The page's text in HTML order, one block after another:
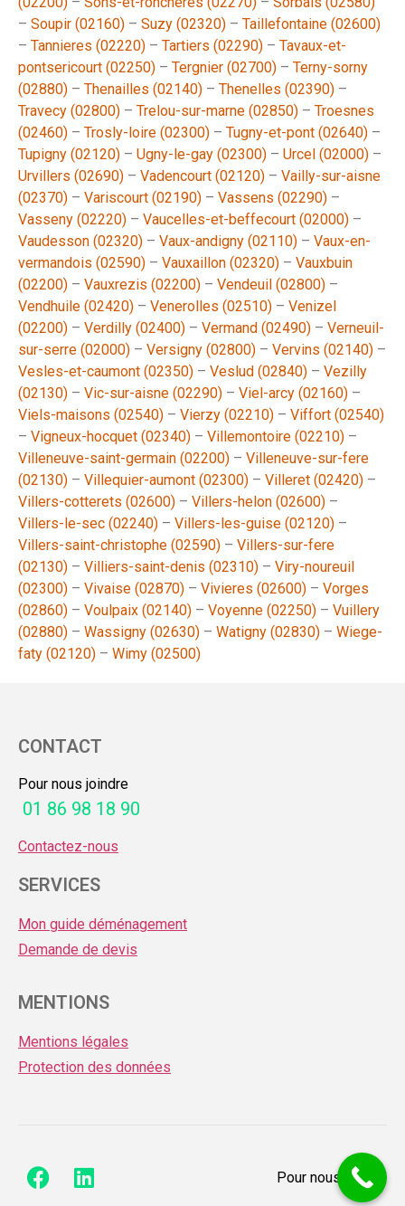
– Soupir (02160) – Suzy (02320) – Taillefontaine (02600)
– Tannieres (02220) – Tartiers (02290) – Tavaux-et-
pontsericourt (02250) – Tergnier (02700) – Terny-sorny
(02880) – Thenailles (02140) – Thenelles (02390) –
Travecy (02800) – Trelou-sur-marne (02850) – Troesnes
(02460) – Trosly-loire (02300) – Tugny-et-pont (02640) –
Tupigny (02120) – Ugny-le-gay (02300) – Urcel (02000) –
Urvillers (02690) – Vadencourt (02120) – Vailly-sur-aisne
(02370) – Variscourt (02190) – Vassens (02290) –
Vasseny (02220) – Vaucelles-et-beffecourt (02000) –
Vaudesson (02320) – Vaux-andigny (02110) – Vaux-en-
vermandois (02590) – Vauxaillon (02320) – Vauxbuin
(02200) – Vauxrezis (02200) – Vendeuil (02800) –
Vendhuile (02420) – Venerolles (02510) – Venizel
(02200) – Verdilly (02400) – Vermand (02490) – Verneuil-
sur-serre (02000) – Versigny (02800) – Vervins (02140) –
Vesles-et-caumont (02350) – Veslud (02840) – Vezilly
(02130) – Vic-sur-aisne (02290) – Viel-arcy (02160) –
Viels-maisons (02540) – Vierzy (02210) – Viffort (02540)
– Vigneux-hocquet (02340) – Villemontoire (02210) –
Villeneuve-saint-germain (02200) – Villeneuve-sur-fere
(02130) – Villequier-aumont (02300) – Villeret (02420) –
Villers-cotterets (02600) – Villers-helon (02600) –
Villers-le-sec (02240) – Villers-les-guise (02120) –
Villers-saint-christophe (02590) – Villers-sur-fere
(02130) – Villiers-saint-denis (02310) – Viry-noureuil
(02300) – Vivaise (02870) – Vivieres (02600) – Vorges
(02860) – Voulpaix (02140) – Voyenne (02250) – Vuillery
(02880) – Wassigny (02630) – Watigny (02830) – Wiege-
faty (02120) – Wimy (02500)
CONTACT
Pour nous joindre
01 86 98 18 90
Contactez-nous
SERVICES
Mon guide déménagement
Demande de devis
MENTIONS
Mentions légales
Protection des données
Pour nous joindre